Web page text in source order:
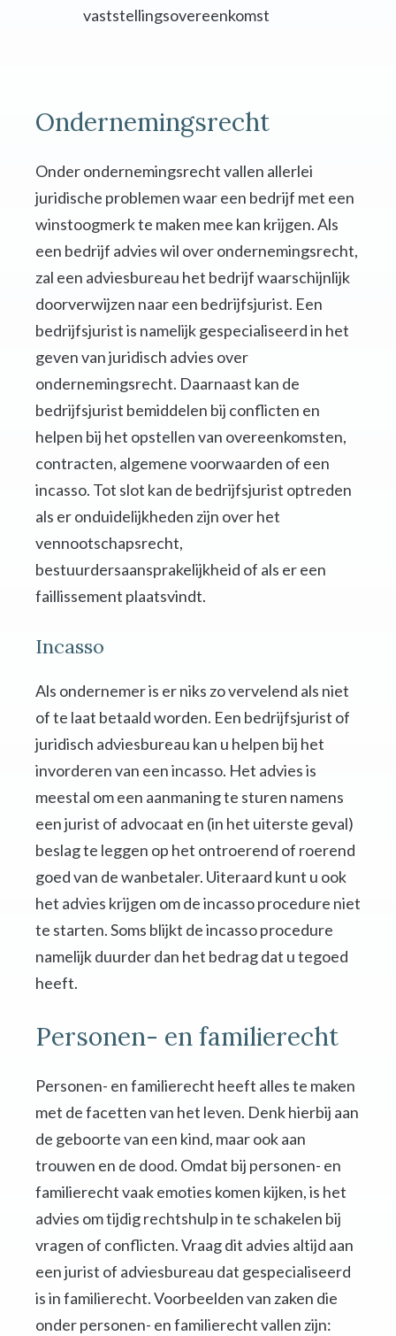
vaststellingsovereenkomst
Ondernemingsrecht
Onder ondernemingsrecht vallen allerlei
juridische problemen waar een bedrijf met een
winstoogmerk te maken mee kan krijgen. Als
een bedrijf advies wil over ondernemingsrecht,
zal een adviesbureau het bedrijf waarschijnlijk
doorverwijzen naar een bedrijfsjurist. Een
bedrijfsjurist is namelijk gespecialiseerd in het
geven van juridisch advies over
ondernemingsrecht. Daarnaast kan de
bedrijfsjurist bemiddelen bij conflicten en
helpen bij het opstellen van overeenkomsten,
contracten, algemene voorwaarden of een
incasso. Tot slot kan de bedrijfsjurist optreden
als er onduidelijkheden zijn over het
vennootschapsrecht,
bestuurdersaansprakelijkheid of als er een
faillissement plaatsvindt.
Incasso
Als ondernemer is er niks zo vervelend als niet
of te laat betaald worden. Een bedrijfsjurist of
juridisch adviesbureau kan u helpen bij het
invorderen van een incasso. Het advies is
meestal om een aanmaning te sturen namens
een jurist of advocaat en (in het uiterste geval)
beslag te leggen op het ontroerend of roerend
goed van de wanbetaler. Uiteraard kunt u ook
het advies krijgen om de incasso procedure niet
te starten. Soms blijkt de incasso procedure
namelijk duurder dan het bedrag dat u tegoed
heeft.
Personen- en familierecht
Personen- en familierecht heeft alles te maken
met de facetten van het leven. Denk hierbij aan
de geboorte van een kind, maar ook aan
trouwen en de dood. Omdat bij personen- en
familierecht vaak emoties komen kijken, is het
advies om tijdig rechtshulp in te schakelen bij
vragen of conflicten. Vraag dit advies altijd aan
een jurist of adviesbureau dat gespecialiseerd
is in familierecht. Voorbeelden van zaken die
onder personen- en familierecht vallen zijn: